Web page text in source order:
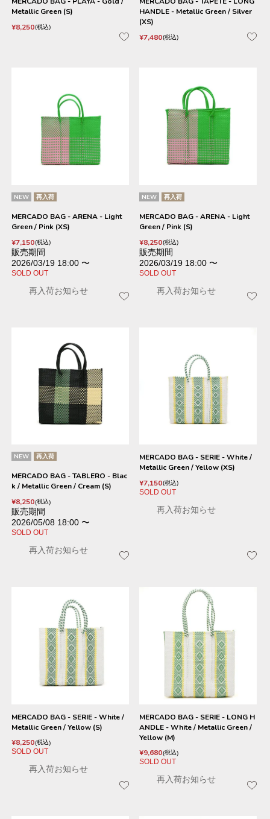
Metallic Green (S)
¥8,250 税込
HANDLE - Metallic Green / Silver
(XS)
¥7,480 税込
NEW 再入荷
MERCADO BAG - ARENA - Light
Green / Pink (XS)
¥7,150 税込
販売期間
2026/03/19 18:00 〜
SOLD OUT
再入荷お知らせ
NEW 再入荷
MERCADO BAG - ARENA - Light
Green / Pink (S)
¥8,250 税込
販売期間
2026/03/19 18:00 〜
SOLD OUT
再入荷お知らせ
NEW 再入荷
MERCADO BAG - TABLERO - Blac
k / Metallic Green / Cream (S)
¥8,250 税込
販売期間
2026/05/08 18:00 〜
SOLD OUT
再入荷お知らせ
MERCADO BAG - SERIE - White /
Metallic Green / Yellow (XS)
¥7,150 税込
SOLD OUT
再入荷お知らせ
MERCADO BAG - SERIE - White /
Metallic Green / Yellow (S)
¥8,250 税込
SOLD OUT
再入荷お知らせ
MERCADO BAG - SERIE - LONG H
ANDLE - White / Metallic Green /
Yellow (M)
¥9,680 税込
SOLD OUT
再入荷お知らせ